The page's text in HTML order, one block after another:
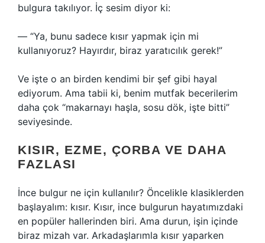
bulgura takılıyor. İç sesim diyor ki:
— “Ya, bunu sadece kısır yapmak için mi
kullanıyoruz? Hayırdır, biraz yaratıcılık gerek!”
Ve işte o an birden kendimi bir şef gibi hayal
ediyorum. Ama tabii ki, benim mutfak becerilerim
daha çok “makarnayı haşla, sosu dök, işte bitti”
seviyesinde.
KISIR, EZME, ÇORBA VE DAHA
FAZLASI
İnce bulgur ne için kullanılır? Öncelikle klasiklerden
başlayalım: kısır. Kısır, ince bulgurun hayatımızdaki
en popüler hallerinden biri. Ama durun, işin içinde
biraz mizah var. Arkadaşlarımla kısır yaparken